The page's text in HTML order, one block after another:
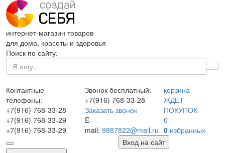
интернет-магазин товаров
для дома, красоты и здоровья
Поиск по сайту:
Контактные
телефоны:
+7(916) 768-33-28
+7(916) 768-33-29
+7(916) 768-33-29
Звонок бесплатный:
+7(916) 768-33-28
Заказать звонок
E-
mail: 9887822@mail.ru
корзина
ЖДЕТ
ПОКУПОК
0
0избранных
Вход на сайт